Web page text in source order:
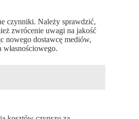
czynniki. Należy sprawdzić,
zwrócenie uwagi na jakość
nowego dostawcę mediów,